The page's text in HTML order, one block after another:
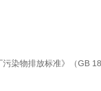
污染物排放标准》（GB